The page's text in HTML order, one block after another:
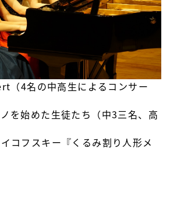
（4名の中高生によるコンサー
を始めた生徒たち（中3三名、高
コフスキー『くるみ割り人形メ